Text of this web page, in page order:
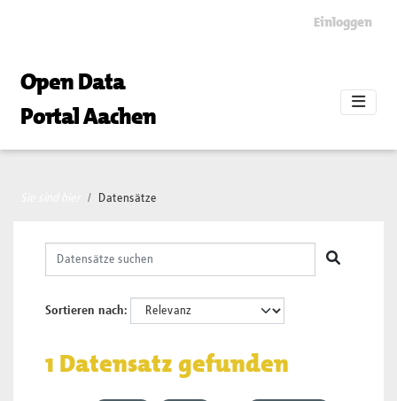
Einloggen
Open Data
Portal Aachen
Datensätze
Sortieren nach
1 Datensatz gefunden